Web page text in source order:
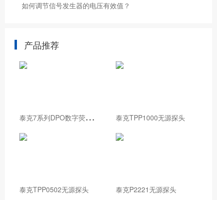
如何调节信号发生器的电压有效值？
产品推荐
泰
克7系列DPO数字荧光示波器 泰克TPP1000无源探头
泰克TPP0502无源探头 泰克P2221无源探头